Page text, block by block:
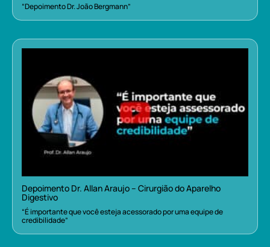
“Depoimento Dr. João Bergmann”
Depoimento Dr. Allan Araujo – Cirurgião do Aparelho
Digestivo
“É importante que você esteja acessorado por uma equipe de
credibilidade”